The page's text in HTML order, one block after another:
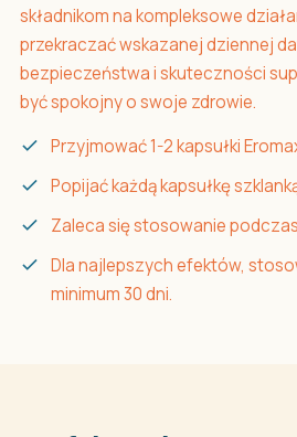
składnikom na kompleksowe
przekraczać wskazanej dziennej
bezpieczeństwa i skuteczności
być spokojny o swoje zdrowie.
Przyjmować 1-2 kapsułki
Popijać każdą kapsułkę
Zaleca się stosowanie
Dla najlepszych efektów,
minimum 30 dni.